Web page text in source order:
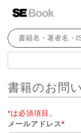
書籍のお問
*は必須項目。
メールアドレス*